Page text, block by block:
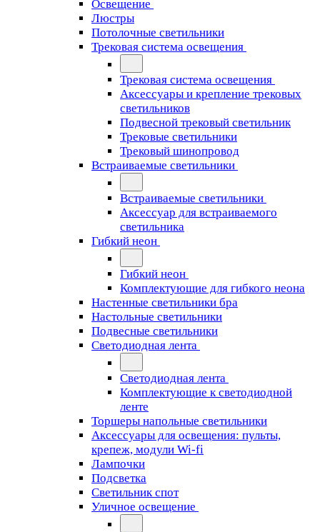
Освещение
Люстры
Потолочные светильники
Трековая система освещения
Трековая система освещения
Аксессуары и крепление трековых
светильников
Подвесной трековый светильник
Трековые светильники
Трековый шинопровод
Встраиваемые светильники
Встраиваемые светильники
Аксессуар для встраиваемого
светильника
Гибкий неон
Гибкий неон
Комплектующие для гибкого неона
Настенные светильники бра
Настольные светильники
Подвесные светильники
Светодиодная лента
Светодиодная лента
Комплектующие к светодиодной
ленте
Торшеры напольные светильники
Аксессуары для освещения: пульты,
крепеж, модули Wi-fi
Лампочки
Подсветка
Светильник спот
Уличное освещение